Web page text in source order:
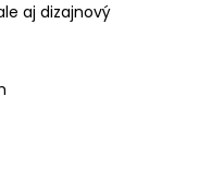
aj dizajnový